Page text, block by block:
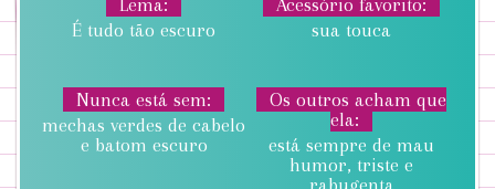
Lema
É tudo tão escuro
Acessório favorito
sua touca
Nunca está sem
mechas verdes de cabelo
e batom escuro
Os outros acham que
ela
está sempre de mau
humor, triste e